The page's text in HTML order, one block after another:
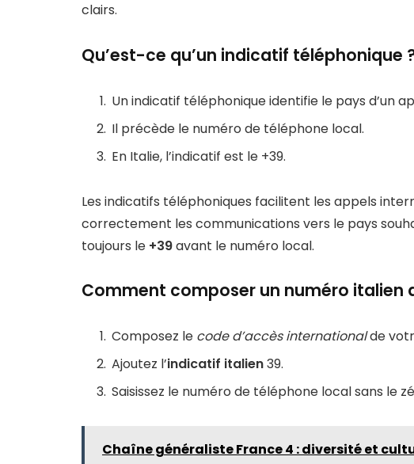
clairs.
Qu’est-ce qu’un indicatif téléphonique
Un indicatif téléphonique identifie le pays d’un
Il précède le numéro de téléphone local.
En Italie, l’indicatif est le +39.
Les indicatifs téléphoniques facilitent les appels
correctement les communications vers le pays
toujours le +39avant le numéro local.
Comment composer un numéro italien
Composez le code d’accès internationalde
Ajoutez l’indicatif italien39.
Saisissez le numéro de téléphone local sans le
Chaîne généraliste France 4 : diversité et